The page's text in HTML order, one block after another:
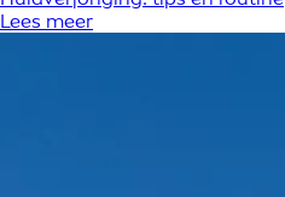
Lees meer